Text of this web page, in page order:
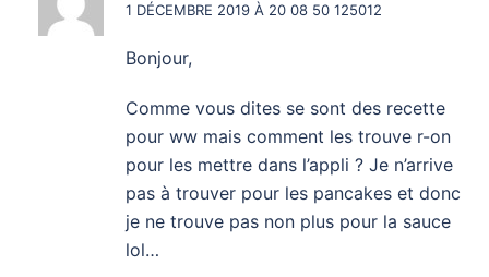
1 DÉCEMBRE 2019 À 20 08 50 125012
Bonjour,
Comme vous dites se sont des recette
pour ww mais comment les trouve r-on
pour les mettre dans l’appli ? Je n’arrive
pas à trouver pour les pancakes et donc
je ne trouve pas non plus pour la sauce
lol…